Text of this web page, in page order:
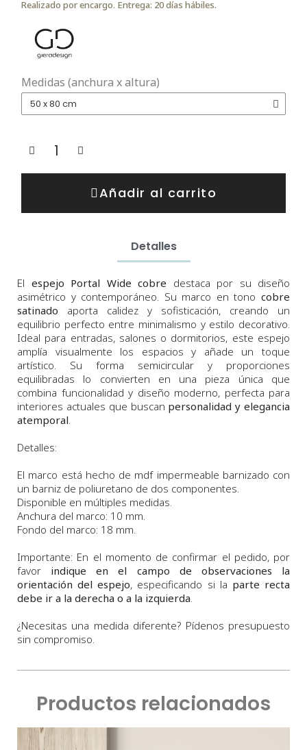
Realizado por encargo. Entrega: 20 días hábiles.
Medidas (anchura x altura)
Añadir al carrito
Detalles
El espejo Portal Wide cobre destaca por su diseño
asimétrico y contemporáneo. Su marco en tono cobre
satinado aporta calidez y sofisticación, creando un
equilibrio perfecto entre minimalismo y estilo decorativo.
Ideal para entradas, salones o dormitorios, este espejo
amplía visualmente los espacios y añade un toque
artístico. Su forma semicircular y proporciones
equilibradas lo convierten en una pieza única que
combina funcionalidad y diseño moderno, perfecta para
interiores actuales que buscan personalidad y elegancia
atemporal.
Detalles:
El marco está hecho de mdf impermeable barnizado con
un barniz de poliuretano de dos componentes.
Disponible en múltiples medidas.
Anchura del marco: 10 mm.
Fondo del marco: 18 mm.
Importante: En el momento de confirmar el pedido, por
favor indique en el campo de observaciones la
orientación del espejo, especificando si la parte recta
debe ir a la derecha o a la izquierda.
¿Necesitas una medida diferente? Pídenos presupuesto
sin compromiso.
Productos relacionados